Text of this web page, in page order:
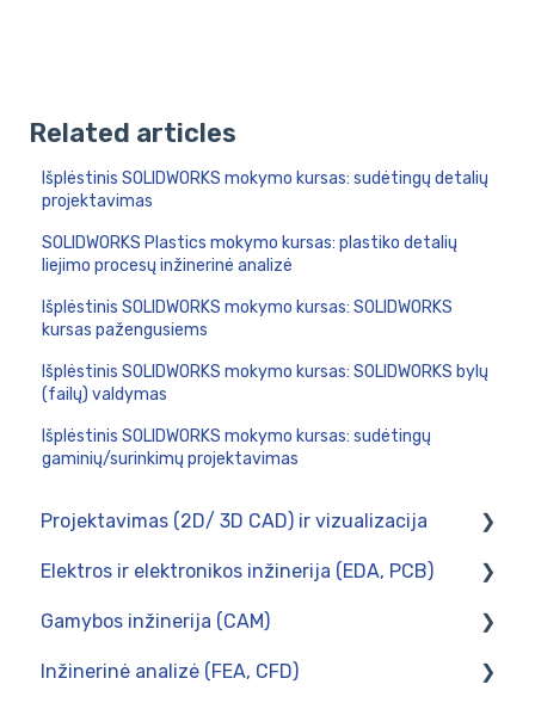
Related articles
Išplėstinis SOLIDWORKS mokymo kursas: sudėtingų detalių
projektavimas
SOLIDWORKS Plastics mokymo kursas: plastiko detalių
liejimo procesų inžinerinė analizė
Išplėstinis SOLIDWORKS mokymo kursas: SOLIDWORKS
kursas pažengusiems
Išplėstinis SOLIDWORKS mokymo kursas: SOLIDWORKS bylų
(failų) valdymas
Išplėstinis SOLIDWORKS mokymo kursas: sudėtingų
gaminių/surinkimų projektavimas
Projektavimas (2D/ 3D CAD) ir vizualizacija
SOLIDWORKS 3DCAD
SOLIDWORKS Visualize
SWOOD - baldų projektavimas SOLIDWORKS
Elektros ir elektronikos inžinerija (EDA, PCB)
CircuitWorks (PCB Connector)
SOLIDWORKS Electrical
Gamybos inžinerija (CAM)
Diegimas
Inžinerinė analizė (FEA, CFD)